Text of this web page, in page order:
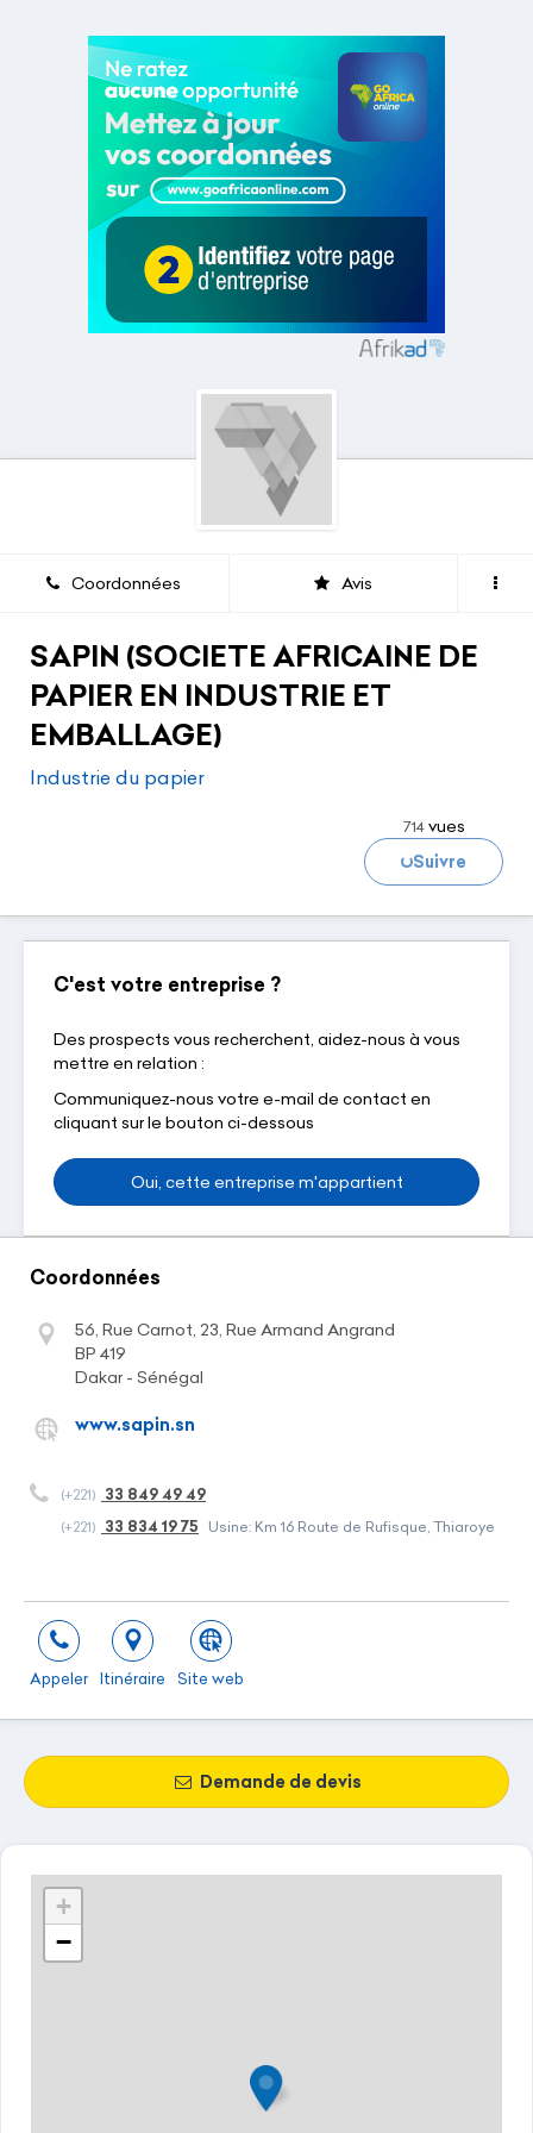
Coordonnées Avis
SAPIN (SOCIETE AFRICAINE DE
PAPIER EN INDUSTRIE ET
EMBALLAGE)
Industrie du papier
714vues
Chargement...
Suivre
C'est votre entreprise ?
Des prospects vous recherchent, aidez-nous à vous
mettre en relation :
Communiquez-nous votre e-mail de contact en
cliquant sur le bouton ci-dessous
Oui, cette entreprise m'appartient
Coordonnées
56, Rue Carnot, 23, Rue Armand Angrand
BP 419
Dakar - Sénégal
www.sapin.sn
(+221) 33 849 49 49
(+221) 33 834 19 75 Usine: Km 16 Route de Rufisque, Thiaroye
Appeler Itinéraire Site web
Demande de devis
+
−